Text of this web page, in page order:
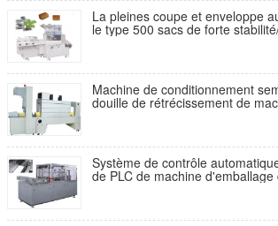
La pleines coupe et enveloppe
le type 500 sacs de forte
Machine de conditionnement
douille de rétrécissement de
d'emballage de rétrécissement
Système de contrôle
de PLC de machine